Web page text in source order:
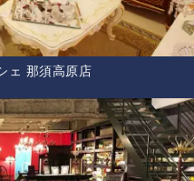
ェ 那須高原店